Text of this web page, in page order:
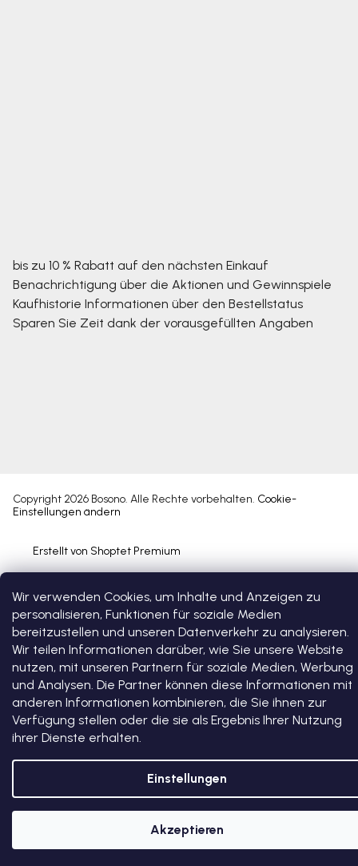
Wir verwenden Cookies, um Inhalte und Anzeigen zu
personalisieren, Funktionen für soziale Medien
bereitzustellen und unseren Datenverkehr zu analysieren.
Wir teilen Informationen darüber, wie Sie unsere Website
nutzen, mit unseren Partnern für soziale Medien, Werbung
und Analysen. Die Partner können diese Informationen mit
anderen Informationen kombinieren, die Sie ihnen zur
Verfügung stellen oder die sie als Ergebnis Ihrer Nutzung
ihrer Dienste erhalten.
Einstellungen
Akzeptieren
bis zu 10 % Rabatt auf den nächsten Einkauf
Benachrichtigung über die Aktionen und Gewinnspiele
Kaufhistorie Informationen über den Bestellstatus
Sparen Sie Zeit dank der vorausgefüllten Angaben
Erstellt von Shoptet Premium
Copyright 2026 Bosono. Alle Rechte vorbehalten. Cookie-
Einstellungen ändern
5 % RABATT AUF DEN ERSTEN EINKAUF